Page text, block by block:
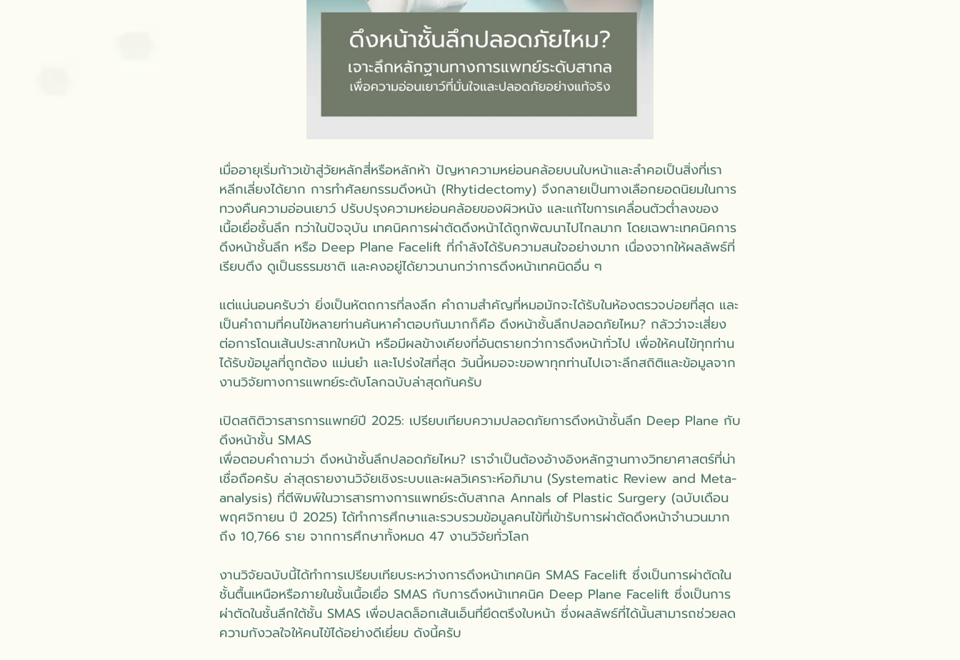
เมื่ออายุเริ่มก้าวเข้าสู่วัยหลักสี่หรือหลักห้า ปัญหาความหย่อนคล้อยบนใบหน้าและลำคอเป็นสิ่งที่เรา
หลีกเลี่ยงได้ยาก การทำศัลยกรรมดึงหน้า (Rhytidectomy) จึงกลายเป็นทางเลือกยอดนิยมในการ
ทวงคืนความอ่อนเยาว์ ปรับปรุงความหย่อนคล้อยของผิวหนัง และแก้ไขการเคลื่อนตัวต่ำลงของ
เนื้อเยื่อชั้นลึก ทว่าในปัจจุบัน เทคนิคการผ่าตัดดึงหน้าได้ถูกพัฒนาไปไกลมาก โดยเฉพาะเทคนิคการ
ดึงหน้าชั้นลึก หรือ Deep Plane Facelift ที่กำลังได้รับความสนใจอย่างมาก เนื่องจากให้ผลลัพธ์ที่
เรียบตึง ดูเป็นธรรมชาติ และคงอยู่ได้ยาวนานกว่าการดึงหน้าเทคนิดอื่น ๆ
แต่แน่นอนครับว่า ยิ่งเป็นหัตถการที่ลงลึก คำถามสำคัญที่หมอมักจะได้รับในห้องตรวจบ่อยที่สุด และ
เป็นคำถามที่คนไข้หลายท่านค้นหาคำตอบกันมากก็คือ ดึงหน้าชั้นลึกปลอดภัยไหม? กลัวว่าจะเสี่ยง
ต่อการโดนเส้นประสาทใบหน้า หรือมีผลข้างเคียงที่อันตรายกว่าการดึงหน้าทั่วไป เพื่อให้คนไข้ทุกท่าน
ได้รับข้อมูลที่ถูกต้อง แม่นยำ และโปร่งใสที่สุด วันนี้หมอจะขอพาทุกท่านไปเจาะลึกสถิติและข้อมูลจาก
งานวิจัยทางการแพทย์ระดับโลกฉบับล่าสุดกันครับ
เปิดสถิติวารสารการแพทย์ปี 2025: เปรียบเทียบความปลอดภัยการดึงหน้าชั้นลึก Deep Plane กับ
ดึงหน้าชั้น SMAS
เพื่อตอบคำถามว่า ดึงหน้าชั้นลึกปลอดภัยไหม? เราจำเป็นต้องอ้างอิงหลักฐานทางวิทยาศาสตร์ที่น่า
เชื่อถือครับ ล่าสุดรายงานวิจัยเชิงระบบและผลวิเคราะห์อภิมาน (Systematic Review and Meta-
analysis) ที่ตีพิมพ์ในวารสารทางการแพทย์ระดับสากล Annals of Plastic Surgery (ฉบับเดือน
พฤศจิกายน ปี 2025) ได้ทำการศึกษาและรวบรวมข้อมูลคนไข้ที่เข้ารับการผ่าตัดดึงหน้าจำนวนมาก
ถึง 10,766 ราย จากการศึกษาทั้งหมด 47 งานวิจัยทั่วโลก
งานวิจัยฉบับนี้ได้ทำการเปรียบเทียบระหว่างการดึงหน้าเทคนิค SMAS Facelift ซึ่งเป็นการผ่าตัดใน
ชั้นตื้นเหนือหรือภายในชั้นเนื้อเยื่อ SMAS กับการดึงหน้าเทคนิค Deep Plane Facelift ซึ่งเป็นการ
ผ่าตัดในชั้นลึกใต้ชั้น SMAS เพื่อปลดล็อกเส้นเอ็นที่ยึดตรึงใบหน้า ซึ่งผลลัพธ์ที่ได้นั้นสามารถช่วยลด
ความกังวลใจให้คนไข้ได้อย่างดีเยี่ยม ดังนี้ครับ